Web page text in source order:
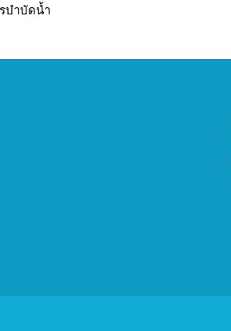
บำบัดน้ำ